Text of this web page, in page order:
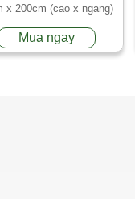
x 200cm (cao x ngang)
Mua ngay